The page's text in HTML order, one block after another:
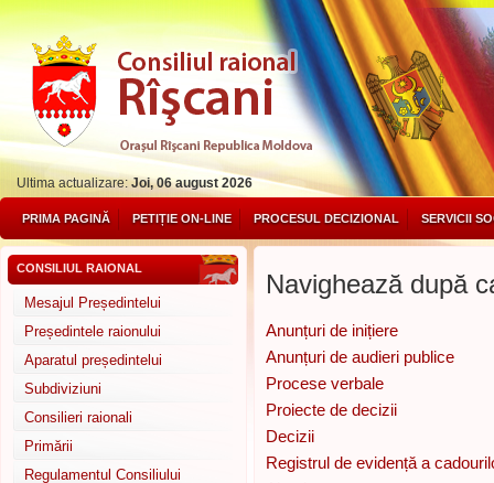
Ultima actualizare:Joi, 06 august 2026
PRIMA PAGINĂ PETIȚIE ON-LINE PROCESUL DECIZIONAL SERVICII
CONSILIUL RAIONAL
Mesajul Președintelui
Președintele raionului
Aparatul președintelui
Subdiviziuni
Consilieri raionali
Primării
Regulamentul Consiliului
Navighează după
Anunțuri de inițiere
Anunțuri de audieri publice
Procese verbale
Proiecte de decizii
Decizii
Registrul de evidență a